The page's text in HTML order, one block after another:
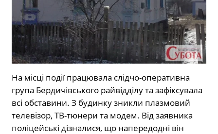
На місці події працювала слідчо-оперативна
група Бердичівського райвідділу та зафіксувала
всі обставини. З будинку зникли плазмовий
телевізор, ТВ-тюнери та модем. Від заявника
поліцейські дізналися, що напередодні він